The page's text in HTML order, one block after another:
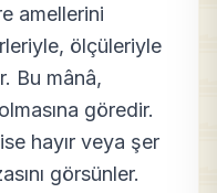
amellerini
ölçüleriyle
Bu mânâ,
göredir.
hayır veya şer
görsünler.